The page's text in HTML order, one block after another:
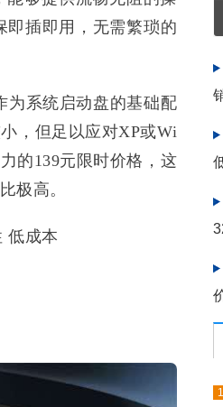
即插即用，无需繁琐的
为系统启动盘的基础配
，但足以应对XP或Wi
的139元限时价格，这
极高。
低成本
1